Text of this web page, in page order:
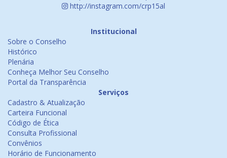
http://instagram.com/crp15al
Institucional
Sobre o Conselho
Histórico
Plenária
Conheça Melhor Seu Conselho
Portal da Transparência
Serviços
Cadastro & Atualização
Carteira Funcional
Código de Ética
Consulta Profissional
Convênios
Horário de Funcionamento